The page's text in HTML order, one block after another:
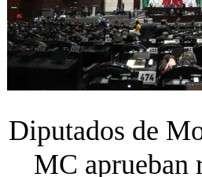
Diputados de
MC aprueban